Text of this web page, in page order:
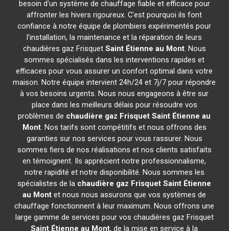
besoin d'un système de chauffage fiable et efficace pour
affronter les hivers rigoureux. C'est pourquoi ils font
confiance à notre équipe de plombiers expérimentés pour
l'installation, la maintenance et la réparation de leurs
chaudières gaz Frisquet Saint Étienne au Mont. Nous
sommes spécialisés dans les interventions rapides et
efficaces pour vous assurer un confort optimal dans votre
maison. Notre équipe intervient 24h/24 et 7j/7 pour répondre
à vos besoins urgents. Nous nous engageons à être sur
place dans les meilleurs délais pour résoudre vos
problèmes de chaudière gaz Frisquet Saint Étienne au
Mont. Nos tarifs sont compétitifs et nous offrons des
garanties sur nos services pour vous rassurer. Nous
sommes fiers de nos réalisations et nos clients satisfaits
en témoignent. Ils apprécient notre professionnalisme,
notre rapidité et notre disponibilité. Nous sommes les
spécialistes de la chaudière gaz Frisquet Saint Étienne
au Mont et nous nous assurons que vos systèmes de
chauffage fonctionnent à leur maximum. Nous offrons une
large gamme de services pour vos chaudières gaz Frisquet
Saint Étienne au Mont, de la mise en service à la